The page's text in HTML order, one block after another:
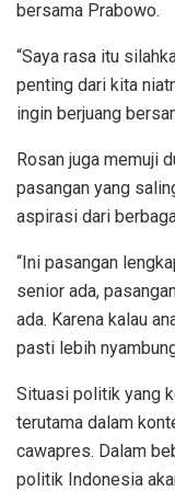
bersama Prabowo.
“Saya rasa itu
penting dari kita
ingin berjuang
Rosan juga memuji
pasangan yang
aspirasi dari
“Ini pasangan
senior ada,
ada. Karena kalau
pasti lebih
Situasi politik yang
terutama dalam
cawapres. Dalam
politik Indonesia